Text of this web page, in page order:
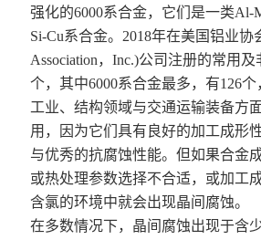
强化的6000系合金，它们是一类Al-
Si-Cu系合金。2018年在美国铝业协
Association，Inc.)公司注册的常用
个，其中6000系合金最多，有126个
工业、结构领域与交通运输装备方
用，因为它们具有良好的加工成形
与优秀的抗腐蚀性能。但如果合金
或热处理参数选择不合适，或加工
含氯的环境中就会出现晶间腐蚀。
在多数情况下，晶间腐蚀出现于含